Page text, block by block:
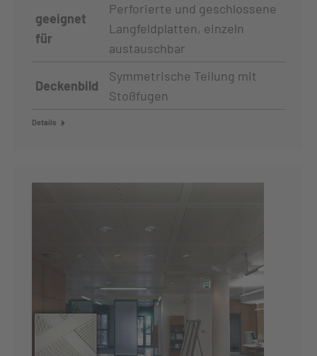
geeignet
für
Perforierte und geschlossene
Langfeldplatten, einzeln
austauschbar
Deckenbild
Symmetrische Teilung mit
Stoßfugen
Details